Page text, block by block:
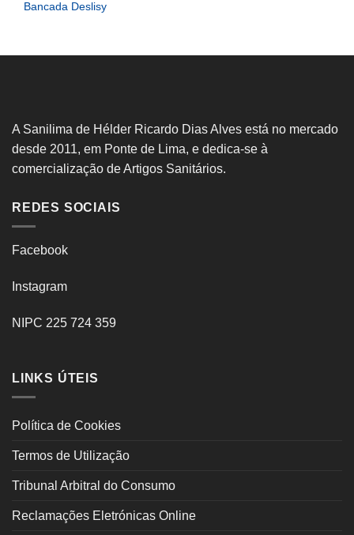
Bancada Deslisy
A Sanilima de Hélder Ricardo Dias Alves está no mercado
desde 2011, em Ponte de Lima, e dedica-se à
comercialização de Artigos Sanitários.
REDES SOCIAIS
Facebook
Instagram
NIPC 225 724 359
LINKS ÚTEIS
Política de Cookies
Termos de Utilização
Tribunal Arbitral do Consumo
Reclamações Eletrónicas Online